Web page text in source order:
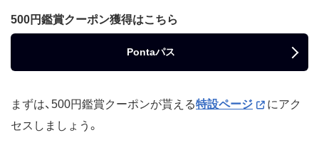
500円鑑賞クーポン獲得はこちら
Pontaパス
まずは、500円鑑賞クーポンが貰える特設ページ
にアク
セスしましょう。